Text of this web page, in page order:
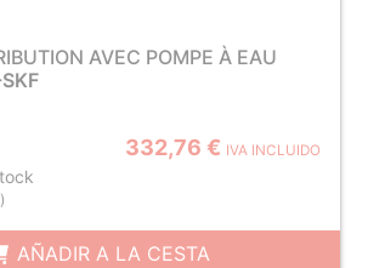
AVEC POMPE À EAU
332,76 € IVA INCLUIDO
)
AÑADIR A LA CESTA